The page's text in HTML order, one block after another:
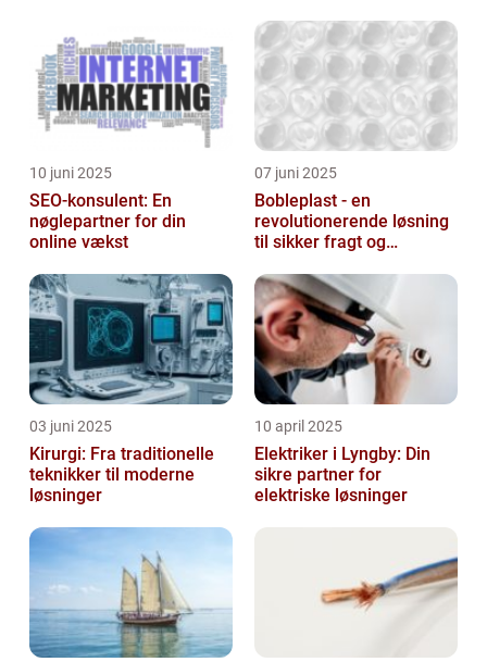
10 juni 2025
SEO-konsulent: En
nøglepartner for din
online vækst
07 juni 2025
Bobleplast - en
revolutionerende løsning
til sikker fragt og
03 juni 2025
Kirurgi: Fra traditionelle
teknikker til moderne
løsninger
10 april 2025
Elektriker i Lyngby: Din
sikre partner for
elektriske løsninger